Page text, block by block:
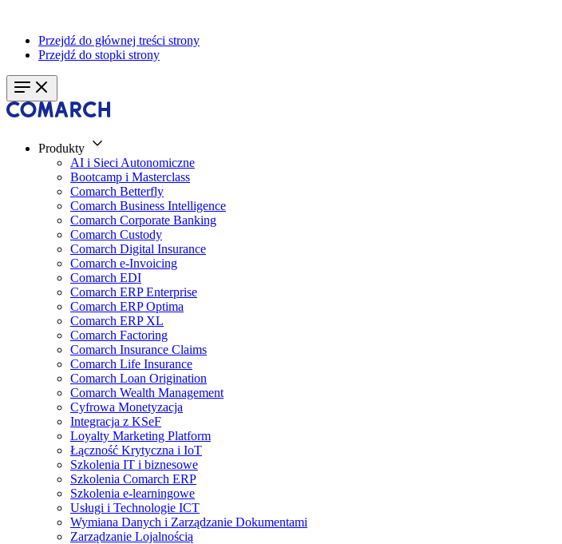
Przejdź do głównej treści strony
Przejdź do stopki strony
Produkty
AI i Sieci Autonomiczne
Bootcamp i Masterclass
Comarch Betterfly
Comarch Business Intelligence
Comarch Corporate Banking
Comarch Custody
Comarch Digital Insurance
Comarch e-Invoicing
Comarch EDI
Comarch ERP Enterprise
Comarch ERP Optima
Comarch ERP XL
Comarch Factoring
Comarch Insurance Claims
Comarch Life Insurance
Comarch Loan Origination
Comarch Wealth Management
Cyfrowa Monetyzacja
Integracja z KSeF
Loyalty Marketing Platform
Łączność Krytyczna i IoT
Szkolenia IT i biznesowe
Szkolenia Comarch ERP
Szkolenia e-learningowe
Usługi i Technologie ICT
Wymiana Danych i Zarządzanie Dokumentami
Zarządzanie Lojalnością